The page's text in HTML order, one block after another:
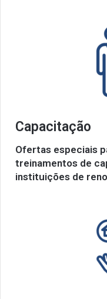
Capacitação
Ofertas especiais
treinamentos de
instituições de